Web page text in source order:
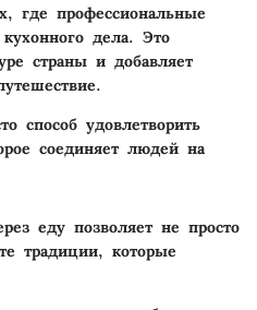
где профессиональные
дела. Это
страны и добавляет
способ удовлетворить
соединяет людей на
еду позволяет не просто
традиции, которые